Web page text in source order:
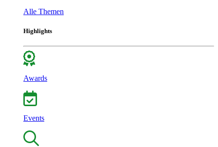
Alle Themen
Highlights
Awards
Events